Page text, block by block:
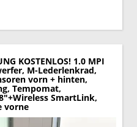
drucken
KOSTENLOS! 1.0 MPI
M-Lederlenkrad,
vorn + hinten,
Tempomat,
SmartLink,
vorne